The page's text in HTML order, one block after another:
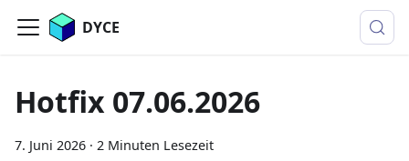
DYCE
Hotfix 07.06.2026
7. Juni 2026 · 2 Minuten Lesezeit